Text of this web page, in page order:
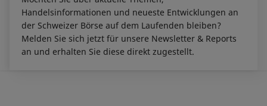
Handelsinformationen und neueste Entwicklungen an
der Schweizer Börse auf dem Laufenden bleiben?
Melden Sie sich jetzt für unsere Newsletter & Reports
an und erhalten Sie diese direkt zugestellt.